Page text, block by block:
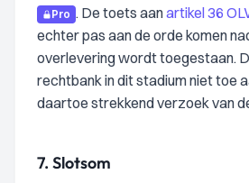
Pro . De toets aanartikel 36
echter pas aan de orde komen
overlevering wordt toegestaan.
rechtbank in dit stadium niet toe
daartoe strekkend verzoek van
7. Slotsom